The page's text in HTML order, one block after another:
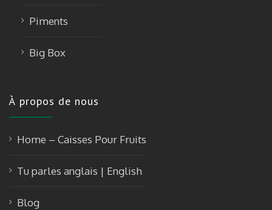
Piments
Big Box
À propos de nous
Home – Caisses Pour Fruits
Tu parles anglais | English
Blog